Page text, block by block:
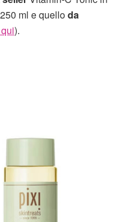
ml e quelloda
).